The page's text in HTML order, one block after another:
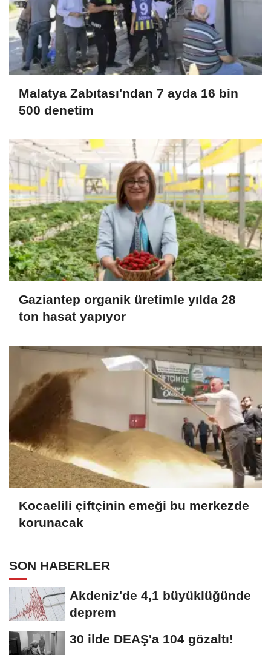
Malatya Zabıtası'ndan 7 ayda 16 bin
500 denetim
Gaziantep organik üretimle yılda 28
ton hasat yapıyor
Kocaelili çiftçinin emeği bu merkezde
korunacak
SON HABERLER
Akdeniz'de 4,1 büyüklüğünde
deprem
30 ilde DEAŞ'a 104 gözaltı!